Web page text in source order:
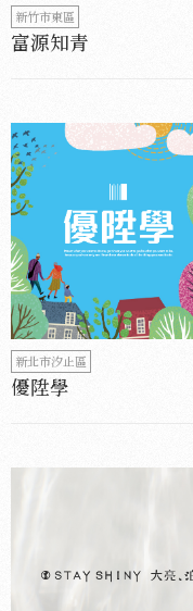
新竹市東區
富源知青
新北市汐止區
優陞學